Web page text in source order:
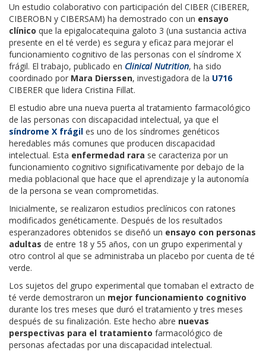
Un estudio colaborativo con participación del CIBER (CIBERER,
CIBEROBN y CIBERSAM) ha demostrado con un ensayo
clínico que la epigalocatequina galoto 3 (una sustancia activa
presente en el té verde) es segura y eficaz para mejorar el
funcionamiento cognitivo de las personas con el síndrome X
frágil. El trabajo, publicado en Clinical Nutrition, ha sido
coordinado por Mara Dierssen, investigadora de la U716
CIBERER que lidera Cristina Fillat.
El estudio abre una nueva puerta al tratamiento farmacológico
de las personas con discapacidad intelectual, ya que el
síndrome X frágil es uno de los síndromes genéticos
heredables más comunes que producen discapacidad
intelectual. Esta enfermedad rara se caracteriza por un
funcionamiento cognitivo significativamente por debajo de la
media poblacional que hace que el aprendizaje y la autonomía
de la persona se vean comprometidas.
Inicialmente, se realizaron estudios preclínicos con ratones
modificados genéticamente. Después de los resultados
esperanzadores obtenidos se diseñó un ensayo con personas
adultas de entre 18 y 55 años, con un grupo experimental y
otro control al que se administraba un placebo por cuenta de té
verde.
Los sujetos del grupo experimental que tomaban el extracto de
té verde demostraron un mejor funcionamiento cognitivo
durante los tres meses que duró el tratamiento y tres meses
después de su finalización. Este hecho abre nuevas
perspectivas para el tratamiento farmacológico de
personas afectadas por una discapacidad intelectual.